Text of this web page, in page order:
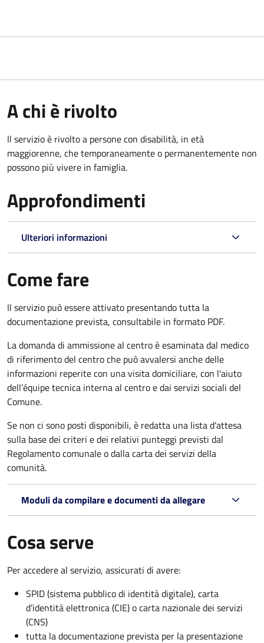
A chi è rivolto
Il servizio è rivolto a persone con disabilità, in età
maggiorenne, che temporaneamente o permanentemente non
possono più vivere in famiglia.
Approfondimenti
Ulteriori informazioni
Come fare
Il servizio può essere attivato presentando tutta la
documentazione prevista, consultabile in formato PDF.
La domanda di ammissione al centro è esaminata dal medico
di riferimento del centro che può avvalersi anche delle
informazioni reperite con una visita domiciliare, con l'aiuto
dell’équipe tecnica interna al centro e dai servizi sociali del
Comune.
Se non ci sono posti disponibili, è redatta una lista d'attesa
sulla base dei criteri e dei relativi punteggi previsti dal
Regolamento comunale o dalla carta dei servizi della
comunità.
Moduli da compilare e documenti da allegare
Cosa serve
Per accedere al servizio, assicurati di avere:
SPID (sistema pubblico di identità digitale), carta
d’identità elettronica (CIE) o carta nazionale dei servizi
(CNS)
tutta la documentazione prevista per la presentazione